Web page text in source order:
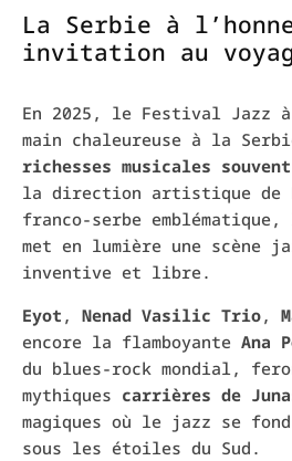
La Serbie à
invitation au
En 2025, le Festival Jazz à
main chaleureuse à la
richesses musicales souvent
la direction artistique de
franco-serbe emblématique,
met en lumière une scène
inventive et libre.
Eyot , Nenad Vasilic Trio,
encore la flamboyante Ana
du blues-rock mondial,
mythiques carrières de
magiques où le jazz se
sous les étoiles du Sud.